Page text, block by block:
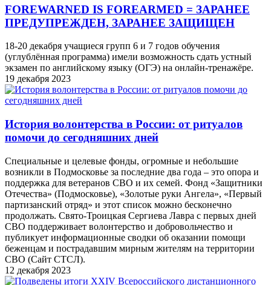
FOREWARNED IS FOREARMED = ЗАРАНЕЕ
ПРЕДУПРЕЖДЕН, ЗАРАНЕЕ ЗАЩИЩЕН
18-20 декабря учащиеся групп 6 и 7 годов обучения
(углублённая программа) имели возможность сдать устный
экзамен по английскому языку (ОГЭ) на онлайн-тренажёре.
19 декабря 2023
История волонтерства в России: от ритуалов
помочи до сегодняшних дней
Специальные и целевые фонды, огромные и небольшие
возникли в Подмосковье за последние два года – это опора и
поддержка для ветеранов СВО и их семей. Фонд «Защитники
Отечества» (Подмосковье), «Золотые руки Ангела», «Первый
партизанский отряд» и этот список можно бесконечно
продолжать. Свято-Троицкая Сергиева Лавра с первых дней
СВО поддерживает волонтерство и добровольчество и
публикует информационные сводки об оказании помощи
беженцам и пострадавшим мирным жителям на территории
СВО (Сайт СТСЛ).
12 декабря 2023